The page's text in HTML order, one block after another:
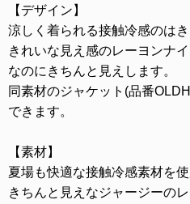
【デザイン】
涼しく着られる接触冷感のは
きれいな見え感のレーヨンナ
なのにきちんと見えします。
同素材のジャケット(品番
できます。
【素材】
夏場も快適な接触冷感素材を使
きちんと見えなジャージーの